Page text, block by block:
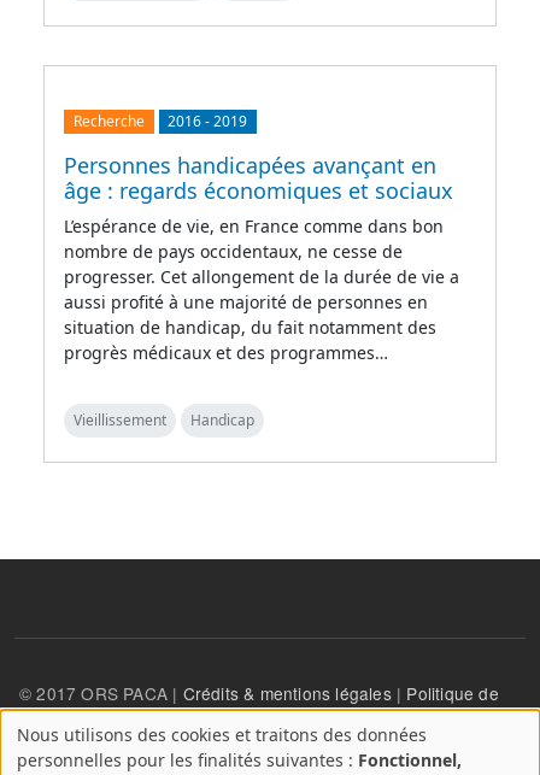
Recherche 2016-2019
Personnes handicapées avançant en
âge : regards économiques et sociaux
L’espérance de vie, en France comme dans bon
nombre de pays occidentaux, ne cesse de
progresser. Cet allongement de la durée de vie a
aussi profité à une majorité de personnes en
situation de handicap, du fait notamment des
progrès médicaux et des programmes…
Vieillissement Handicap
© 2017 ORS PACA | Crédits & mentions légales| Politique de
confidentialité
A
Nous utilisons des cookies et traitons des données
personnelles pour les finalités suivantes : Fonctionnel,